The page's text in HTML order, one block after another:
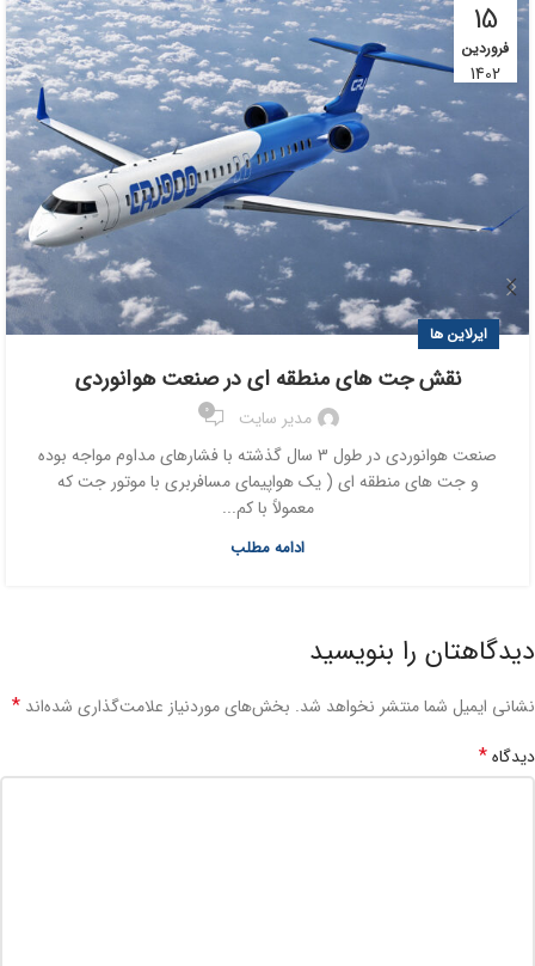
15
فروردین
1402
ایرلاین ها
نقش جت های منطقه ای در صنعت هوانوردی
مدیر سایت 0
صنعت هوانوردی در طول 3 سال گذشته با فشارهای مداوم مواجه بوده
و جت های منطقه ای ( یک هواپیمای مسافربری با موتور جت که
معمولاً با کم...
ادامه مطلب
دیدگاهتان را بنویسید
نشانی ایمیل شما منتشر نخواهد شد. بخش‌های موردنیاز علامت‌گذاری شده‌اند *
دیدگاه*